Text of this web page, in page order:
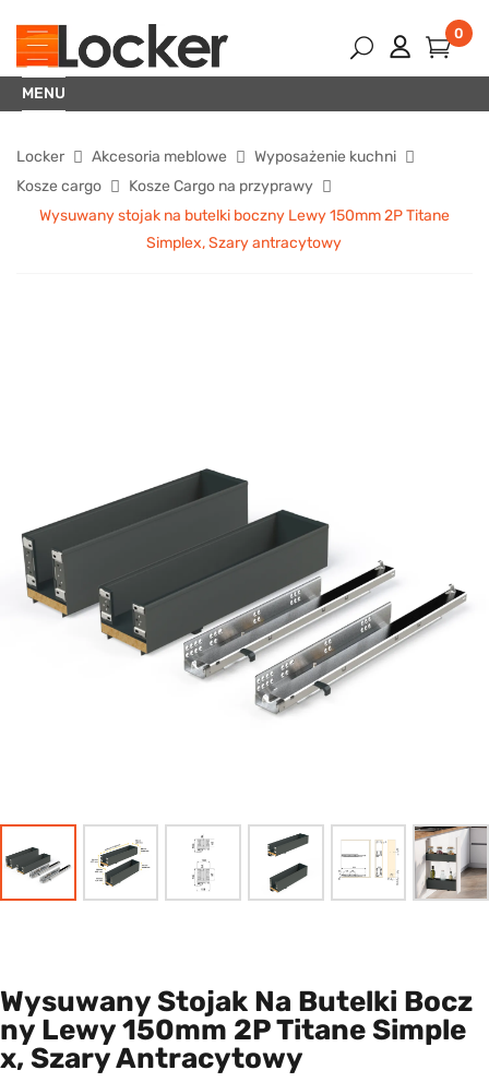
0
MENU
Locker Akcesoria meblowe
Wyposażenie kuchni
Kosze cargo
Kosze Cargo na przyprawy
Wysuwany stojak na butelki boczny Lewy 150mm 2P Titane
Simplex, Szary antracytowy
Wysuwany Stojak Na Butelki Bocz
Ny Lewy 150mm 2P Titane Simple
X, Szary Antracytowy